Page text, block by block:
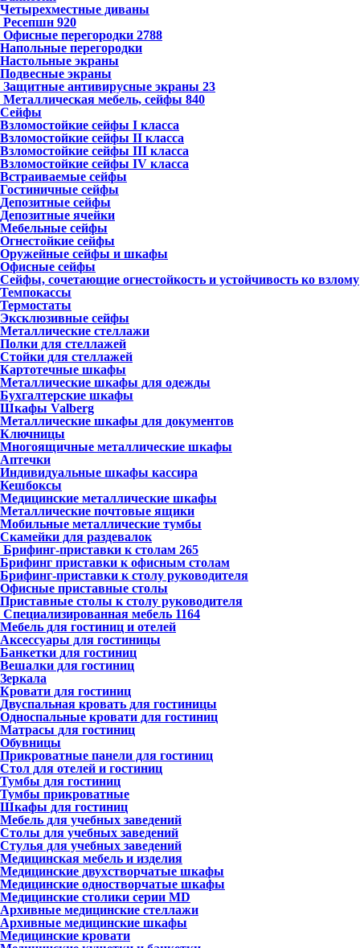
Четырехместные диваны
Ресепшн 920
Офисные перегородки 2788
Напольные перегородки
Настольные экраны
Подвесные экраны
Защитные антивирусные экраны 23
Металлическая мебель, сейфы 840
Сейфы
Взломостойкие сейфы I класса
Взломостойкие сейфы II класса
Взломостойкие сейфы III класса
Взломостойкие сейфы IV класса
Встраиваемые сейфы
Гостиничные сейфы
Депозитные сейфы
Депозитные ячейки
Мебельные сейфы
Огнестойкие сейфы
Оружейные сейфы и шкафы
Офисные сейфы
Сейфы, сочетающие огнестойкость и устойчивость ко взлому
Темпокассы
Термостаты
Эксклюзивные сейфы
Металлические стеллажи
Полки для стеллажей
Стойки для стеллажей
Картотечные шкафы
Металлические шкафы для одежды
Бухгалтерские шкафы
Шкафы Valberg
Металлические шкафы для документов
Ключницы
Многоящичные металлические шкафы
Аптечки
Индивидуальные шкафы кассира
Кешбоксы
Медицинские металлические шкафы
Металлические почтовые ящики
Мобильные металлические тумбы
Скамейки для раздевалок
Брифинг-приставки к столам 265
Брифинг приставки к офисным столам
Брифинг-приставки к столу руководителя
Офисные приставные столы
Приставные столы к столу руководителя
Специализированная мебель 1164
Мебель для гостиниц и отелей
Аксессуары для гостиницы
Банкетки для гостиниц
Вешалки для гостиниц
Зеркала
Кровати для гостиниц
Двуспальная кровать для гостиницы
Односпальные кровати для гостиниц
Матрасы для гостиниц
Обувницы
Прикроватные панели для гостиниц
Стол для отелей и гостиниц
Тумбы для гостиниц
Тумбы прикроватные
Шкафы для гостиниц
Мебель для учебных заведений
Столы для учебных заведений
Стулья для учебных заведений
Медицинская мебель и изделия
Медицинские двухстворчатые шкафы
Медицинские одностворчатые шкафы
Медицинские столики серии MD
Архивные медицинские стеллажи
Архивные медицинские шкафы
Медицинские кровати